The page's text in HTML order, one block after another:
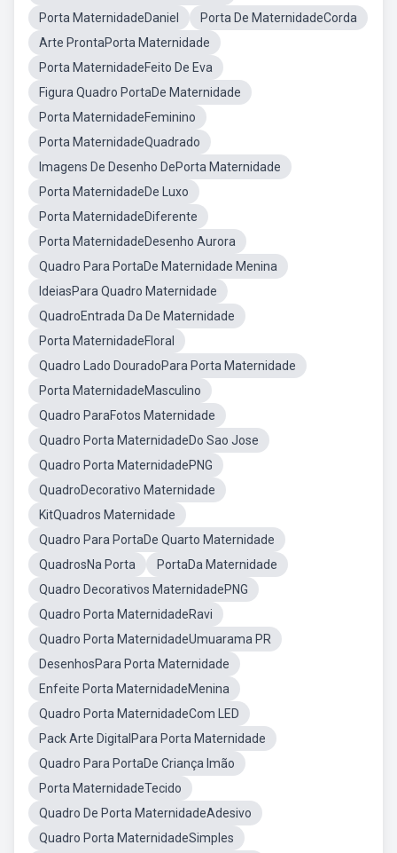
Porta MaternidadeDaniel
Porta De MaternidadeCorda
Arte ProntaPorta Maternidade
Porta MaternidadeFeito De Eva
Figura Quadro PortaDe Maternidade
Porta MaternidadeFeminino
Porta MaternidadeQuadrado
Imagens De Desenho DePorta Maternidade
Porta MaternidadeDe Luxo
Porta MaternidadeDiferente
Porta MaternidadeDesenho Aurora
Quadro Para PortaDe Maternidade Menina
IdeiasPara Quadro Maternidade
QuadroEntrada Da De Maternidade
Porta MaternidadeFloral
Quadro Lado DouradoPara Porta Maternidade
Porta MaternidadeMasculino
Quadro ParaFotos Maternidade
Quadro Porta MaternidadeDo Sao Jose
Quadro Porta MaternidadePNG
QuadroDecorativo Maternidade
KitQuadros Maternidade
Quadro Para PortaDe Quarto Maternidade
QuadrosNa Porta
PortaDa Maternidade
Quadro Decorativos MaternidadePNG
Quadro Porta MaternidadeRavi
Quadro Porta MaternidadeUmuarama PR
DesenhosPara Porta Maternidade
Enfeite Porta MaternidadeMenina
Quadro Porta MaternidadeCom LED
Pack Arte DigitalPara Porta Maternidade
Quadro Para PortaDe Criança Imão
Porta MaternidadeTecido
Quadro De Porta MaternidadeAdesivo
Quadro Porta MaternidadeSimples